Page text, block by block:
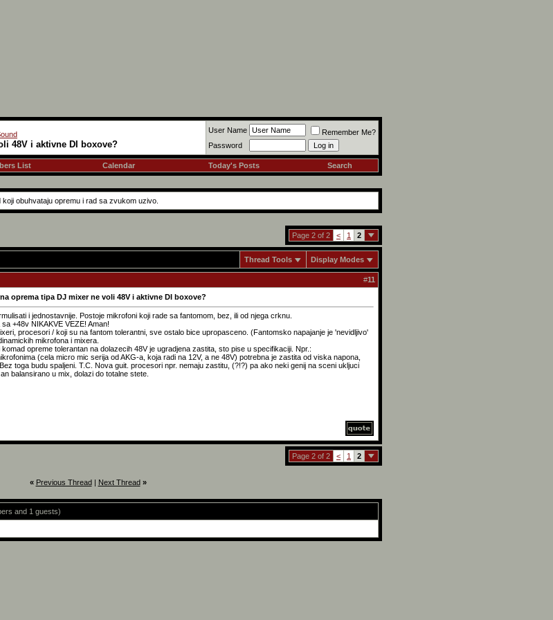
48V i aktivne DI boxove?
User Name
Remember Me?
Password
List Calendar Today's Posts Search
obuhvataju opremu i rad sa zvukom uzivo.
Page 2 of 2 < 1 2
Thread Tools Display Modes
#11
oprema tipa DJ mixer ne voli 48V i aktivne DI boxove?
i jednostavnije. Postoje mikrofoni koji rade sa fantomom, bez, ili od njega crknu.
+48v NIKAKVE VEZE! Aman!
procesori / koji su na fantom tolerantni, sve ostalo bice upropasceno. (Fantomsko napajanje je 'nevidljivo'
mikrofona i mixera.
opreme tolerantan na dolazecih 48V je ugradjena zastita, sto pise u specifikaciji. Npr.:
(cela micro mic serija od AKG-a, koja radi na 12V, a ne 48V) potrebna je zastita od viska napona,
toga budu spaljeni. T.C. Nova guit. procesori npr. nemaju zastitu, (?!?) pa ako neki genij na sceni ukljuci
balansirano u mix, dolazi do totalne stete.
Page 2 of 2 < 1 2
« Previous Thread| Next Thread »
and 1 guests)